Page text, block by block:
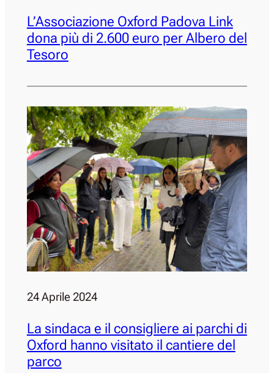
L’Associazione Oxford Padova Link
dona più di 2.600 euro per Albero del
Tesoro
24 Aprile 2024
La sindaca e il consigliere ai parchi di
Oxford hanno visitato il cantiere del
parco